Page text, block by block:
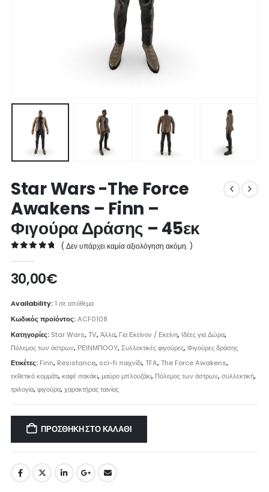
Star Wars -The Force
Awakens – Finn –
Φιγούρα Δράσης – 45εκ
( Δεν υπάρχει καμία αξιολόγηση ακόμη. )
30,00€
Availability: 1 σε απόθεμα
Κωδικός προϊόντος:ACF0108
Κατηγορίες: Star Wars,TV,Άλλα, Για Εκείνον / Εκείνη, Ιδέες για Δώρα,
Πόλεμος των άστρων, ΡΕΙΝΜΠΟΟΥ,Συλλεκτικές φιγούρες,Φιγούρες δράσης
Ετικέτες: Finn, Resistance, sci-fi παιχνίδι,TFA,The Force Awakens,
εκθετικό κομμάτι,καφέ σακάκι,μαύρο μπλουζάκι, Πόλεμος των άστρων,συλλεκτική,
τριλογία,φιγούρα,χαρακτήρας ταινίας
ΠΡΟΣΘΉΚΗ ΣΤΟ ΚΑΛΆΘΙ